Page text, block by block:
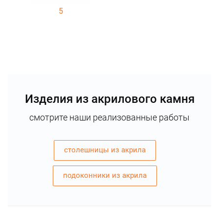
5
Изделия из акрилового камня
смотрите наши реализованные работы
столешницы из акрила
подоконники из акрила